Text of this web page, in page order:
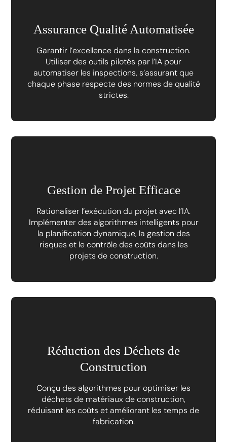
Assurance Qualité Automatisée
Garantir l’excellence dans la construction.
Utiliser des outils pilotés par l’IA pour
automatiser les inspections, s’assurant que
chaque phase respecte des normes de qualité
strictes.
Gestion de Projet Efficace
Rationaliser l’exécution du projet avec l’IA.
Implémenter des algorithmes intelligents pour
la planification dynamique, la gestion des
risques et le contrôle des coûts dans les
projets de construction.
Réduction des Déchets de
Construction
Conçu des algorithmes pour optimiser les
déchets de matériaux de construction,
réduisant les coûts et améliorant les temps de
fabrication.